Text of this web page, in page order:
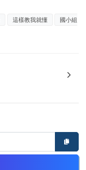
這樣教我就懂
國小組